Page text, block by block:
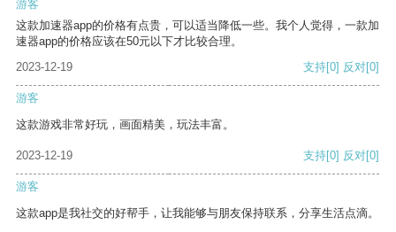
游客
这款加速器app的价格有点贵，可以适当降低一些。我个人觉得，一款加
速器app的价格应该在50元以下才比较合理。
2023-12-19
支持[0] 反对[0]
游客
这款游戏非常好玩，画面精美，玩法丰富。
2023-12-19 支持[0] 反对[0]
游客
这款app是我社交的好帮手，让我能够与朋友保持联系，分享生活点滴。